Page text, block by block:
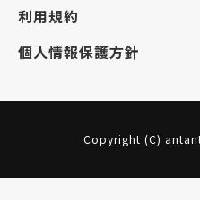
利用規約
個人情報保護方針
Copyright (C)